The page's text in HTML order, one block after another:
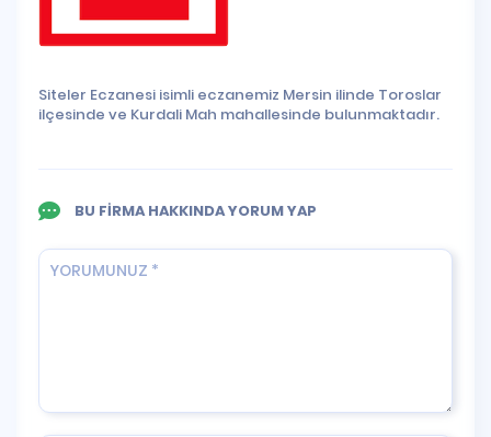
Siteler Eczanesi isimli eczanemiz Mersin ilinde Toroslar
ilçesinde ve Kurdali Mah mahallesinde bulunmaktadır.
BU FİRMA HAKKINDA YORUM YAP